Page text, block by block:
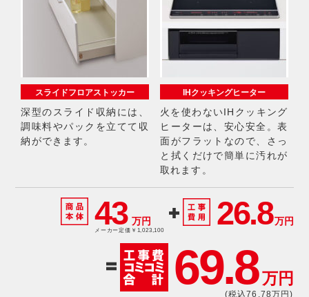
スライドフロアストッカー
深型のスライド収納には、
調味料やパックを立てて収
納ができます。
IHクッキングヒーター
火を使わないIHクッキング
ヒーターは、安心安全。表
面がフラットなので、さっ
と拭くだけで簡単に汚れが
取れます。
43 万円
メーカー定価￥1,023,100 26.8万円
69.8 万円
(税込76.78万円)